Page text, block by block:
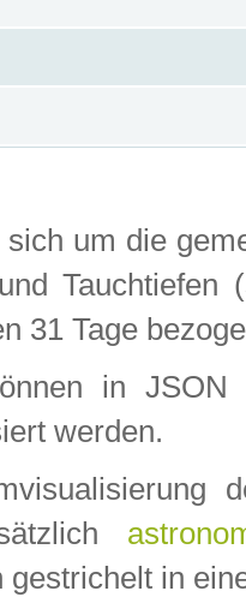
um die
Tauchtiefen
31 Tage
in
werden.
gestrichelt in